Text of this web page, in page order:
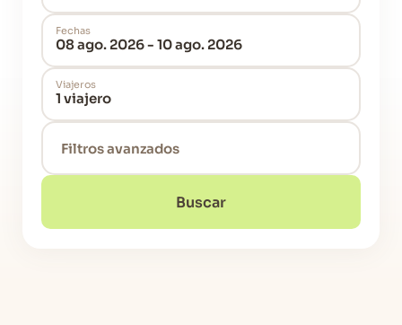
Fechas
08 ago. 2026 - 10 ago. 2026
Viajeros
1 viajero
Filtros avanzados
Buscar